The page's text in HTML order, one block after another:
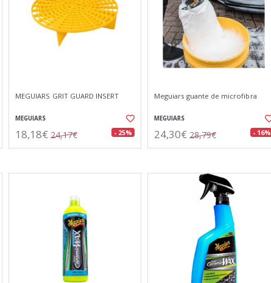
MEGUIARS GRIT GUARD INSERT
MEGUIARS
18,18€ 24,17€ - 25%
Meguiars guante de microfibra
MEGUIARS
24,30€ 28,79€ - 16%